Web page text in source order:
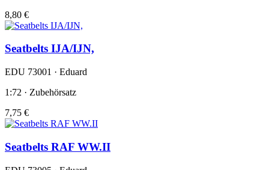
8,80 €
Seatbelts IJA/IJN,
EDU 73001 · Eduard
1:72 · Zubehörsatz
7,75 €
Seatbelts RAF WW.II